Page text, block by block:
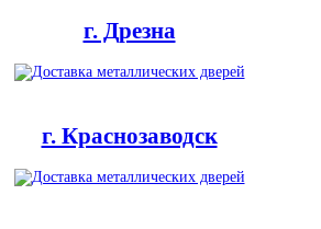
г. Дрезна
г. Краснозаводск